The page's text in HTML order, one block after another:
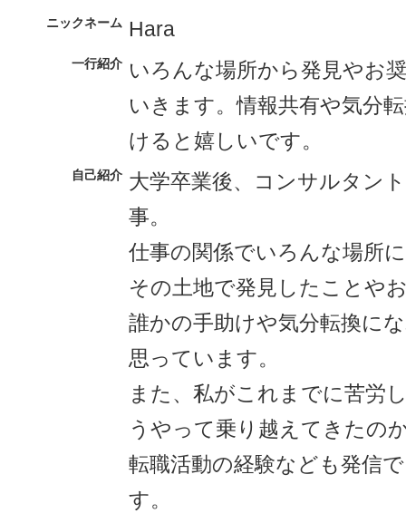
ニックネーム Hara
一行紹介 いろんな場所から発見やお
いきます。情報共有や気分
けると嬉しいです。
自己紹介 大学卒業後、コンサルタン
事。
仕事の関係でいろんな場所
その土地で発見したことや
誰かの手助けや気分転換に
思っています。
また、私がこれまでに苦労
うやって乗り越えてきたの
転職活動の経験なども発信
す。